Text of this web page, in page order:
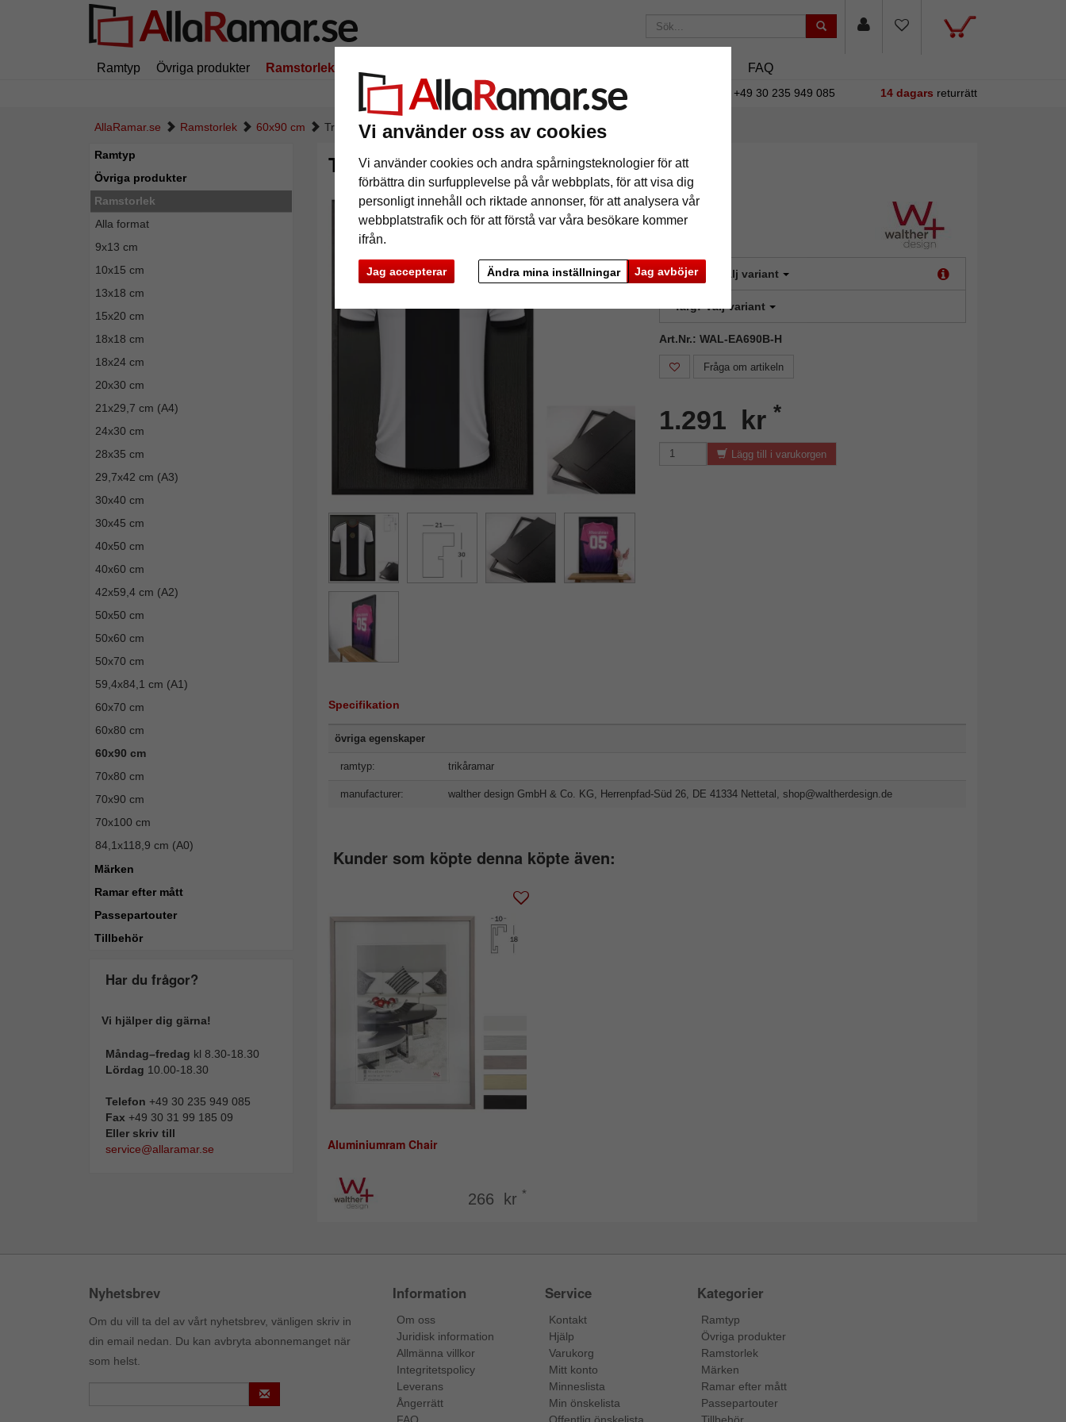
Vi använder oss av cookies
Vi använder cookies och andra spårningsteknologier för att
förbättra din surfupplevelse på vår webbplats, för att visa dig
personligt innehåll och riktade annonser, för att analysera vår
webbplatstrafik och för att förstå var våra besökare kommer
ifrån.
Jag accepterar Jag avböjer
Ändra mina inställningar
Ramtyp Övriga produkter Ramstorlek FAQ
195 kr i leveranskostnad.Oavsett hur mycket du beställer. +49 30 235 949 085 14 dagars returrätt
AllaRamar.se Ramstorlek 60x90 cm Trikåram Stockholm
Ramtyp
Övriga produkter
Ramstorlek
Alla format
9x13 cm
10x15 cm
13x18 cm
15x20 cm
18x18 cm
18x24 cm
20x30 cm
21x29,7 cm (A4)
24x30 cm
28x35 cm
29,7x42 cm (A3)
30x40 cm
30x45 cm
40x50 cm
40x60 cm
42x59,4 cm (A2)
50x50 cm
50x60 cm
50x70 cm
59,4x84,1 cm (A1)
60x70 cm
60x80 cm
60x90 cm
70x80 cm
70x90 cm
70x100 cm
84,1x118,9 cm (A0)
Märken
Ramar efter mått
Passepartouter
Tillbehör
Har du frågor?
Vi hjälper dig gärna!
Måndag–fredag kl 8.30-18.30
Lördag 10.00-18.30
Telefon +49 30 235 949 085
Fax +49 30 31 99 185 09
Eller skriv till
service@allaramar.se
Trikåram Stockholm
format: Välj variant
färg: Välj variant
Art.Nr.: WAL-EA690B-H
Fråga om artikeln
1.291 kr *
Lägg till i varukorgen
Specifikation
övriga egenskaper
ramtyp: trikåramar
manufacturer: walther design GmbH & Co. KG, Herrenpfad-Süd 26, DE 41334 Nettetal, shop@waltherdesign.de
Kunder som köpte denna köpte även:
Aluminiumram Chair
266 kr *
Nyhetsbrev
Om du vill ta del av vårt nyhetsbrev, vänligen skriv in
din email nedan. Du kan avbryta abonnemanget när
som helst.
Information
Om oss
Juridisk information
Allmänna villkor
Integritetspolicy
Leverans
Ångerrätt
FAQ
Service
Kontakt
Hjälp
Varukorg
Mitt konto
Minneslista
Min önskelista
Offentlig önskelista
Kategorier
Ramtyp
Övriga produkter
Ramstorlek
Märken
Ramar efter mått
Passepartouter
Tillbehör